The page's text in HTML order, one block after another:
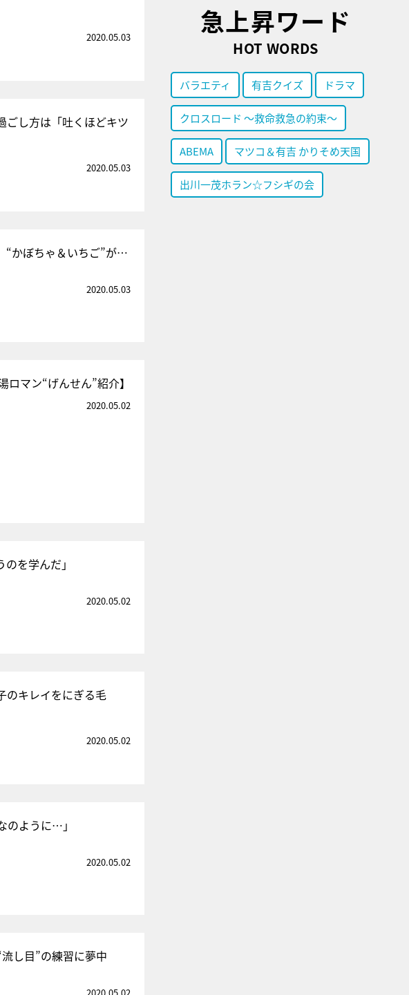
2020.05.03
ごし方は「吐くほどキツ
2020.05.03
“かぼちゃ＆いちご”が…
2020.05.03
マン“げんせん”紹介】
2020.05.02
を学んだ」
2020.05.02
のキレイをにぎる毛
2020.05.02
のように…」
2020.05.02
し目”の練習に夢中
2020.05.02
急上昇ワード
HOT WORDS
バラエティ 有吉クイズ ドラマ
クロスロード ～救命救急の約束～
ABEMA マツコ＆有吉 かりそめ天国
出川一茂ホラン☆フシギの会